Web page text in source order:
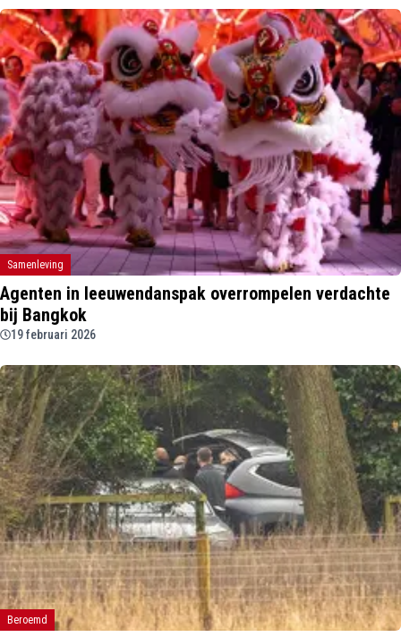
Samenleving
Agenten in leeuwendanspak overrompelen verdachte
bij Bangkok
19 februari 2026
Beroemd